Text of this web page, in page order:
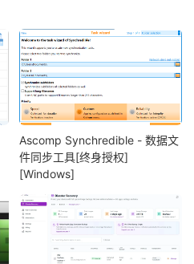
Ascomp Synchredible - 数据文
件同步工具[终身授权]
[Windows]